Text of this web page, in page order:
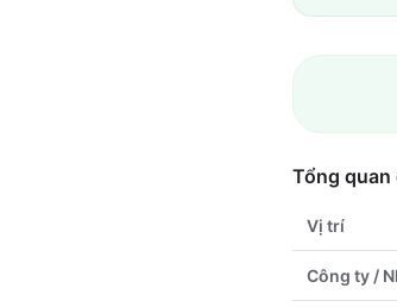
Tổng quan
Vị trí
Công ty /